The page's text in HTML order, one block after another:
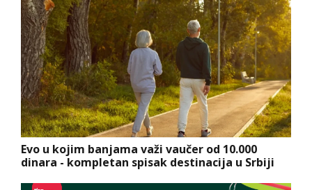
Evo u kojim banjama važi vaučer od 10.000
dinara - kompletan spisak destinacija u Srbiji